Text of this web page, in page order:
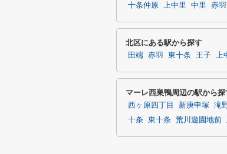
十条仲原
上中里 中里 赤
北区にある駅から探す
田端 赤羽 東十条 王子 上
マーレ西巣鴨周辺の駅から探
西ヶ原四丁目 新庚申塚 滝
十条 東十条 荒川遊園地前